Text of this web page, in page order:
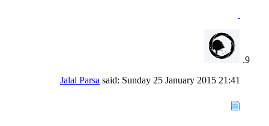
Jalal Parsa said: Sunday 25 January 2015 21:41